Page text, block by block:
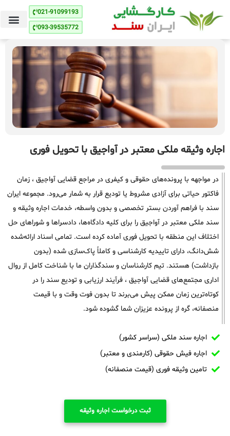
021-91099193
093-39535772
اجاره وثیقه ملکی معتبر در آواجیق با تحویل فوری
در مواجهه با پرونده‌های حقوقی و کیفری در مراجع قضایی آواجیق ، زمان
فاکتور حیاتی برای آزادی مشروط یا تودیع قرار به شمار می‌رود. مجموعه ایران
سند با فراهم آوردن بستر تخصصی و بدون واسطه، خدمات اجاره وثیقه و
سند ملکی معتبر در آواجیق را برای کلیه دادگاه‌ها، دادسراها و شوراهای حل
اختلاف این منطقه با تحویل فوری آماده کرده است. تمامی اسناد ارائه‌شده
شش‌دانگ، دارای تاییدیه کارشناسی و کاملاً پاک‌سازی شده (بدون
بازداشت) هستند. تیم کارشناسان و سندگذاران ما با شناخت کامل از روال
اداری مجتمع‌های قضایی آواجیق ، فرآیند ارزیابی و تودیع سند را در
کوتاه‌ترین زمان ممکن پیش می‌برند تا بدون فوت وقت و با قیمت
منصفانه، گره از پرونده عزیزان شما گشوده شود.
اجاره سند ملکی (سراسر کشور)
اجاره فیش حقوقی (کارمندی و معتبر)
تامین وثیقه فوری (قیمت منصفانه)
ثبت درخواست اجاره وثیقه